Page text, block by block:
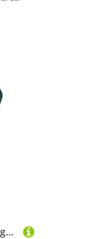
Das Deep Ocean Sportbandage-Kopftuch ist Unisex, leicht und bequem, geeignet für alle Arten von Sportszenen